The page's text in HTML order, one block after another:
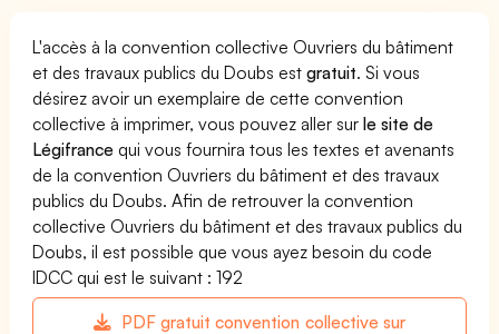
L'accès à la convention collective Ouvriers du bâtiment
et des travaux publics du Doubs estgratuit. Si vous
désirez avoir un exemplaire de cette convention
collective à imprimer, vous pouvez aller surle site de
Légifrance qui vous fournira tous les textes et avenants
de la convention Ouvriers du bâtiment et des travaux
publics du Doubs. Afin de retrouver la convention
collective Ouvriers du bâtiment et des travaux publics du
Doubs, il est possible que vous ayez besoin du code
IDCC qui est le suivant : 192
PDF gratuit convention collective sur